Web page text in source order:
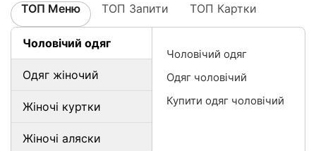
ТОП Меню ТОП Запити ТОП Картки
Чоловічий одяг
Одяг жіночий
Жіночі куртки
Жіночі аляски
Чоловічий одяг
Одяг чоловічий
Купити одяг чоловічий